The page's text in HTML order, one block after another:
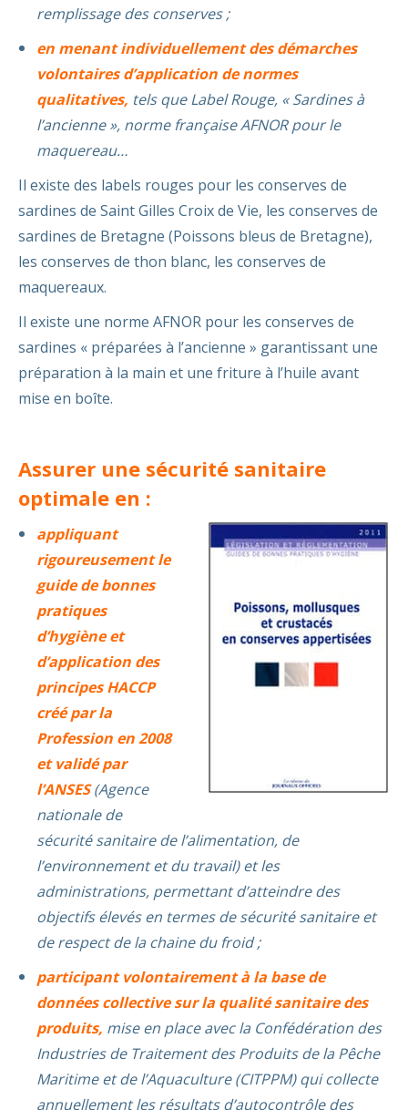
remplissage des conserves ;
en menant individuellement des démarches
volontaires d’application de normes
qualitatives, tels que Label Rouge, « Sardines à
l’ancienne », norme française AFNOR pour le
maquereau…
Il existe des labels rouges pour les conserves de
sardines de Saint Gilles Croix de Vie, les conserves de
sardines de Bretagne (Poissons bleus de Bretagne),
les conserves de thon blanc, les conserves de
maquereaux.
Il existe une norme AFNOR pour les conserves de
sardines « préparées à l’ancienne » garantissant une
préparation à la main et une friture à l’huile avant
mise en boîte.
Assurer une sécurité sanitaire
optimale en :
appliquant
rigoureusement le
guide de bonnes
pratiques
d’hygiène et
d’application des
principes HACCP
créé par la
Profession en 2008
et validé par
l’ANSES (Agence
nationale de
sécurité sanitaire de l’alimentation, de
l’environnement et du travail) et les
administrations, permettant d’atteindre des
objectifs élevés en termes de sécurité sanitaire et
de respect de la chaine du froid ;
participant volontairement à la base de
données collective sur la qualité sanitaire des
produits, mise en place avec la Confédération des
Industries de Traitement des Produits de la Pêche
Maritime et de l’Aquaculture (CITPPM) qui collecte
annuellement les résultats d’autocontrôle des